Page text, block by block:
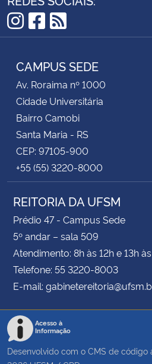
Instagram
Facebook
RSS
CAMPUS SEDE
Av. Roraima nº 1000
Cidade Universitária
Bairro Camobi
Santa Maria - RS
CEP: 97105-900
+55 (55) 3220-8000
REITORIA DA UFSM
Prédio 47 - Campus Sede
5º andar – sala 509
Atendimento: 8h às 12h e 13h
Telefone: 55 3220-8003
E-mail:
Acesso à
Informação
Desenvolvido com o CMS de código